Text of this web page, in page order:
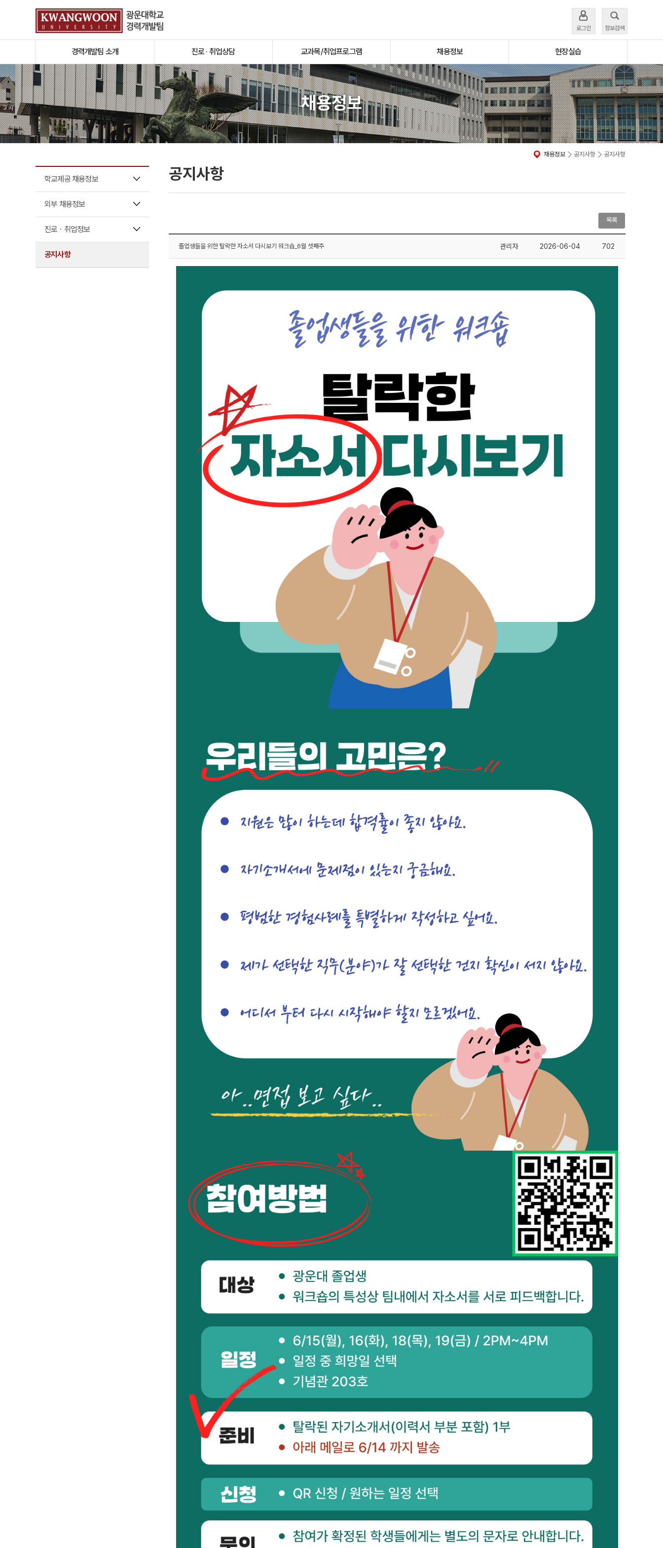
로그인 정보검색
경력개발팀 소개 진로 · 취업상담 교과목/취업프로그램 채용정보 현장실습
채용정보
학교제공 채용정보
외부 채용정보
진로ㆍ취업정보
공지사항
채용정보 공지사항 공지사항
공지사항
목록
졸업생들을 위한 탈락한 자소서 다시보기 워크숍_6월 셋째주 관리자 2026-06-04 702